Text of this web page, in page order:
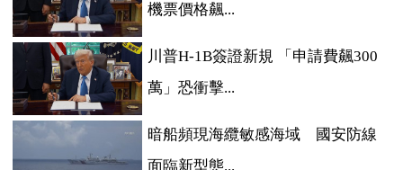
機票價格飆...
川普H-1B簽證新規 「申請費飆300
萬」恐衝擊...
暗船頻現海纜敏感海域 國安防線
面臨新型態...